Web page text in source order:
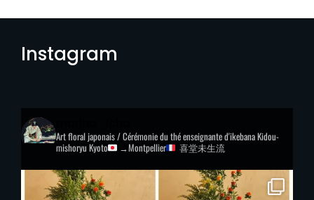
Instagram
Art floral japonais / Cérémonie du théenseignante d'ikebana Kidou-
mishoryu Kyoto →Montpellier 喜堂未生流